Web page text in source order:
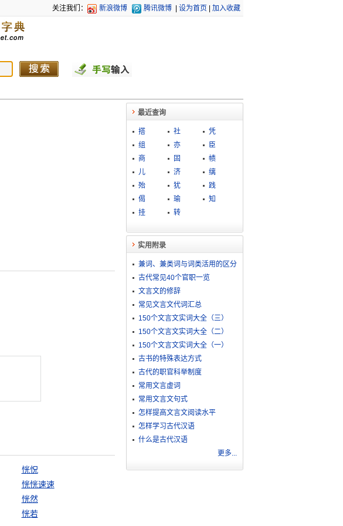
关注我们： 新浪微博 腾讯微博 设为首页 加入收藏
恍怳
恍恍速速
恍然
恍若
最近查询
搭 社
凭
组
亦
臣
商
固
帻
儿
济
缡
殆
犹
践
偈
瑜
知
挂
转
实用附录
兼词、兼类词与词类活用的区分
古代常见40个官职一览
文言文的修辞
常见文言文代词汇总
150个文言文实词大全（三）
150个文言文实词大全（二）
150个文言文实词大全（一）
古书的特殊表达方式
古代的职官科举制度
常用文言虚词
常用文言文句式
怎样提高文言文阅读水平
怎样学习古代汉语
什么是古代汉语
更多...